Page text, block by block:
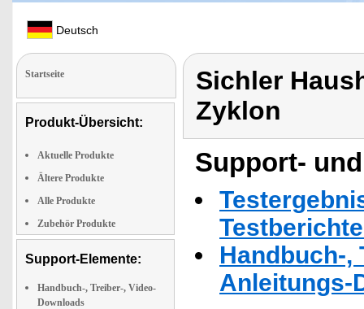
Deutsch
Startseite
Produkt-Übersicht:
Aktuelle Produkte
Ältere Produkte
Alle Produkte
Zubehör Produkte
Support-Elemente:
Handbuch-, Treiber-, Video-
Downloads
Sichler
Zyklon
Support-
Handbuch-,
Anleitungs-